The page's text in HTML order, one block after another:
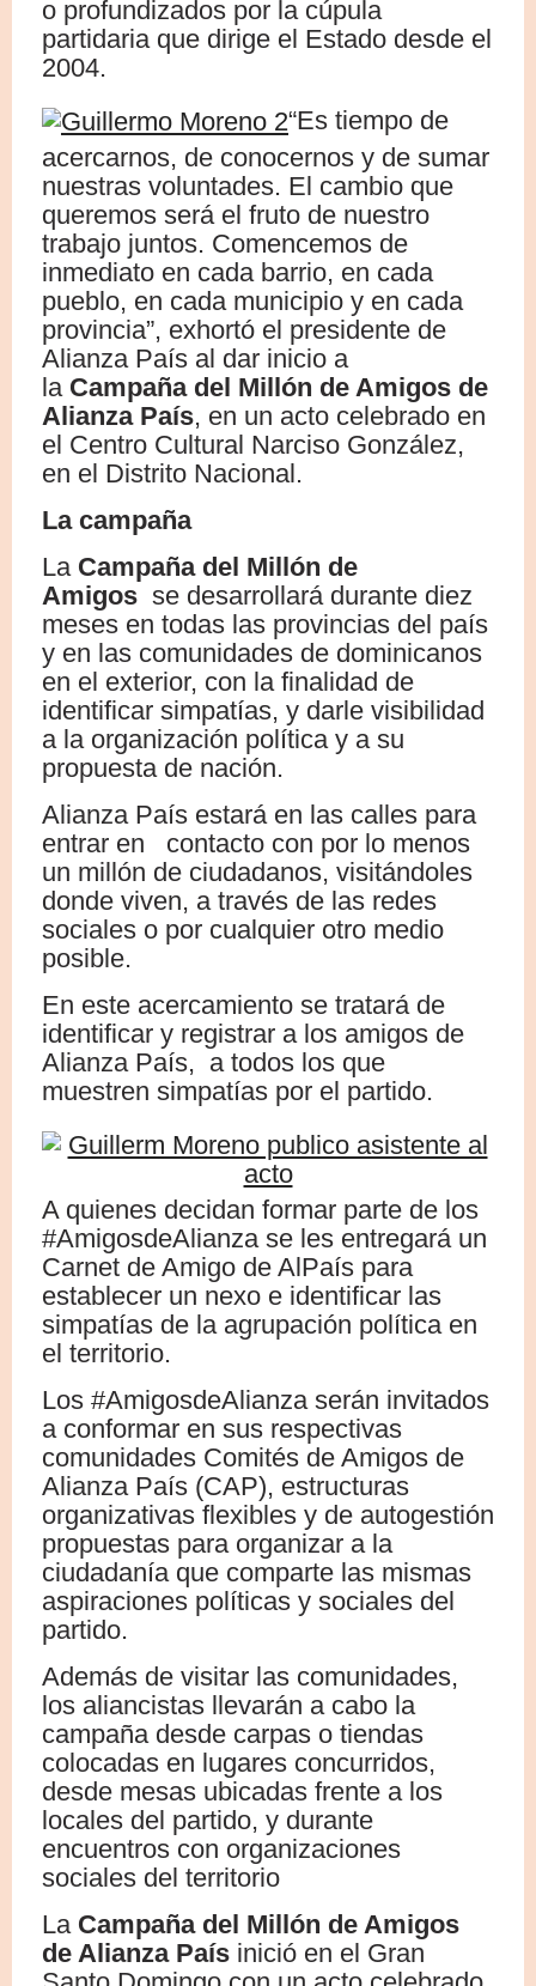
o profundizados por la cúpula
partidaria que dirige el Estado desde el
2004.
“Es tiempo de
acercarnos, de conocernos y de sumar
nuestras voluntades. El cambio que
queremos será el fruto de nuestro
trabajo juntos. Comencemos de
inmediato en cada barrio, en cada
pueblo, en cada municipio y en cada
provincia”, exhortó el presidente de
Alianza País al dar inicio a
la Campaña del Millón de Amigos de
Alianza País, en un acto celebrado en
el Centro Cultural Narciso González,
en el Distrito Nacional.
La campaña
La Campaña del Millón de
Amigos se desarrollará durante diez
meses en todas las provincias del país
y en las comunidades de dominicanos
en el exterior, con la finalidad de
identificar simpatías, y darle visibilidad
a la organización política y a su
propuesta de nación.
Alianza País estará en las calles para
entrar en contacto con por lo menos
un millón de ciudadanos, visitándoles
donde viven, a través de las redes
sociales o por cualquier otro medio
posible.
En este acercamiento se tratará de
identificar y registrar a los amigos de
Alianza País, a todos los que
muestren simpatías por el partido.
A quienes decidan formar parte de los
#AmigosdeAlianza se les entregará un
Carnet de Amigo de AlPaís para
establecer un nexo e identificar las
simpatías de la agrupación política en
el territorio.
Los #AmigosdeAlianza serán invitados
a conformar en sus respectivas
comunidades Comités de Amigos de
Alianza País (CAP), estructuras
organizativas flexibles y de autogestión
propuestas para organizar a la
ciudadanía que comparte las mismas
aspiraciones políticas y sociales del
partido.
Además de visitar las comunidades,
los aliancistas llevarán a cabo la
campaña desde carpas o tiendas
colocadas en lugares concurridos,
desde mesas ubicadas frente a los
locales del partido, y durante
encuentros con organizaciones
sociales del territorio
La Campaña del Millón de Amigos
de Alianza País inició en el Gran